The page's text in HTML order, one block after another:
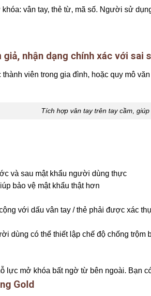
vân tay, thẻ từ, mã số. Người sử
giả, nhận dạng chính xác với sai
viên trong gia đình, hoặc quy mô
Tích hợp vân tay trên tay cầm,
và sau mật khẩu người dùng thực
bảo vệ mật khẩu thật hơn
với dấu vân tay / thẻ phải được xác
dùng có thể thiết lập chế độ chống
lực mở khóa bất ngờ từ bên ngoài. Bạn
Gold